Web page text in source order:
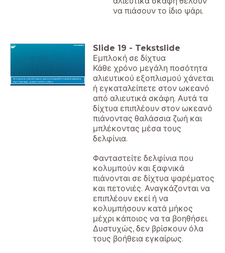
να πιάσουν το ίδιο ψάρι.
Μπλεγμένα σε εγκαταλελειμμένα, χαμένα ή απορριφθέντα εργαλεία ψαρέματος.
Δίχτυ-φάντασμα - μπορείτε να δείτε το δίχτυ;
Slide 19 - Tekstslide
Εμπλοκή σε δίχτυα
Κάθε χρόνο μεγάλη ποσότητα
αλιευτικού εξοπλισμού χάνεται
ή εγκαταλείπετε στον ωκεανό
από αλιευτικά σκάφη. Αυτά τα
δίχτυα επιπλέουν στον ωκεανό
πιάνοντας θαλάσσια ζωή και
μπλέκοντας μέσα τους
δελφίνια.
Φανταστείτε δελφίνια που
κολυμπούν και ξαφνικά
πιάνονται σε δίχτυα ψαρέματος
και πετονιές. Αναγκάζονται να
επιπλέουν εκεί ή να
κολυμπήσουν κατά μήκος
μέχρι κάποιος να τα βοηθήσει.
Δυστυχώς, δεν βρίσκουν όλα
τους βοήθεια εγκαίρως.